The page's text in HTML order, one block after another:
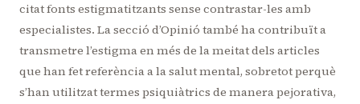
citat fonts estigmatitzants sense contrastar-les amb
especialistes. La secció d’Opinió també ha contribuït a
transmetre l’estigma en més de la meitat dels articles
que han fet referència a la salut mental, sobretot perquè
s’han utilitzat termes psiquiàtrics de manera pejorativa,